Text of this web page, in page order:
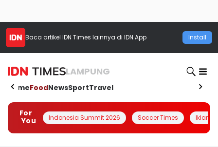
Baca artikel IDN Times lainnya di IDN App Install
LAMPUNG
HomeFoodNewsSportTravel
For
You
Indonesia Summit 2026 Soccer Times Iklanin